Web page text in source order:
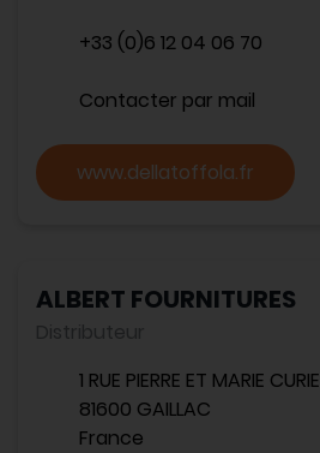
+33 (0)6 12 04 06 70
Contacter par mail
www.dellatoffola.fr
ALBERT FOURNITURES
Distributeur
1 RUE PIERRE ET MARIE CURIE
81600 GAILLAC
France